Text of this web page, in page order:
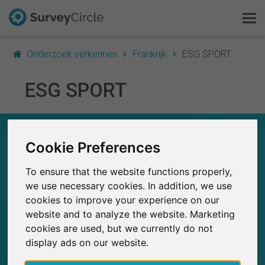
Cookie Preferences
To ensure that the website functions properly,
we use necessary cookies. In addition, we use
cookies to improve your experience on our
website and to analyze the website. Marketing
cookies are used, but we currently do not
display ads on our website.
Onderzoek verkennen Frankrijk ESG SPORT
ESG SPORT
0
Eerder gepubliceerde onderzoeken op
0
Studies die momenteel gepubliceerd zijn op
SurveyCircle
0
Survey Ranking
Onderzoek verkennen
FAQ
Gratis registreren
Inloggen